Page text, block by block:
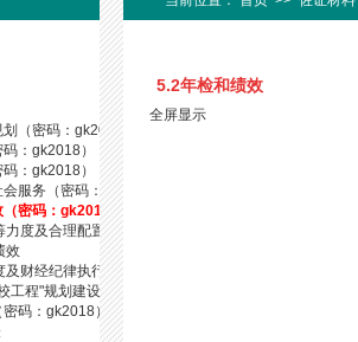
（密码：gk2018）
：gk2018）
：gk2018）
服务（密码：gk2018）
密码：gk2018）
力度及合理配置
效
及财经纪律执行
工程"规划建设资金管理
码：gk2018）
5.2年检和绩效
全屏显示